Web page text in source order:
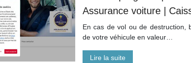
Assurance voiture |
En cas de vol ou de destruction,
de votre véhicule en valeur…
Lire la suite